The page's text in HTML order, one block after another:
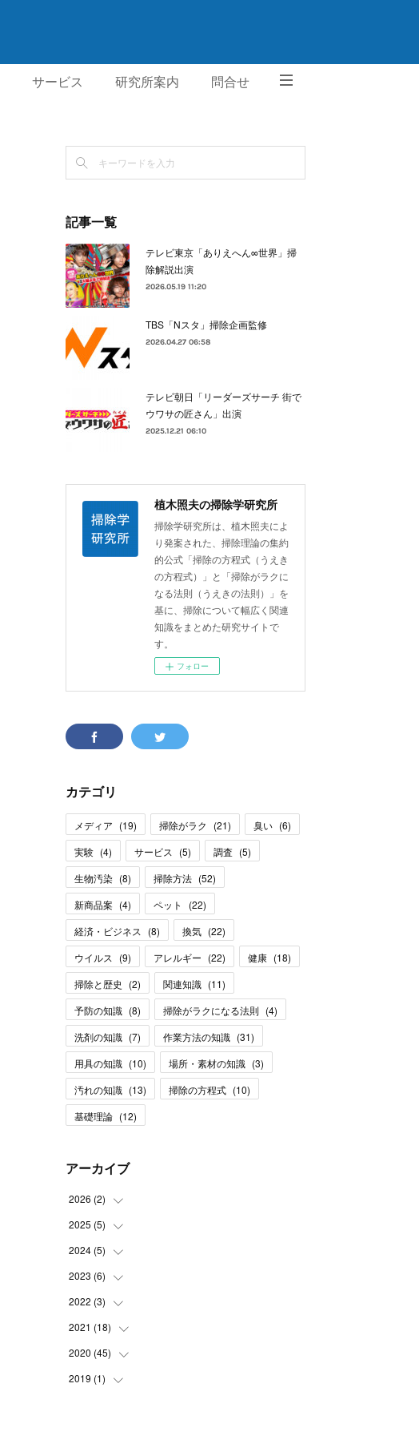
サービス 研究所案内 問合せ
記事一覧
テレビ東京「ありえへん∞世界」掃
除解説出演
2026.05.19 11:20
TBS「Nスタ」掃除企画監修
2026.04.27 06:58
テレビ朝日「リーダーズサーチ 街で
ウワサの匠さん」出演
2025.12.21 06:10
植木照夫の掃除学研究所
掃除学研究所は、植木照夫によ
り発案された、掃除理論の集約
的公式「掃除の方程式（うえき
の方程式）」と「掃除がラクに
なる法則（うえきの法則）」を
基に、掃除について幅広く関連
知識をまとめた研究サイトで
す。
フォロー
カテゴリ
メディア (19) 掃除がラク (21) 臭い (6)
実験 (4) サービス (5) 調査 (5)
生物汚染 (8) 掃除方法 (52)
新商品案 (4) ペット (22)
経済・ビジネス
(8) 換気 (22)
ウイルス
(9) アレルギー (22) 健康 (18)
掃除と歴史
(2) 関連知識 (11)
予防の知識 (8) 掃除がラクになる法則 (4)
洗剤の知識 (7) 作業方法の知識 (31)
用具の知識 (10) 場所・素材の知識 (3)
汚れの知識 (13) 掃除の方程式 (10)
基礎理論 (12)
アーカイブ
2026 (2)
(
)
(
)
2025 (5)
(
)
(
)
(
)
(1
2024 (5)
(
)
(
)
(1
(1
2023 (6)
(
)
(3
(1
2022 (3)
(1
(1
(
)
2021 (18)
(11
)
(
)
2020 (45)
(
25)
2019 (1)